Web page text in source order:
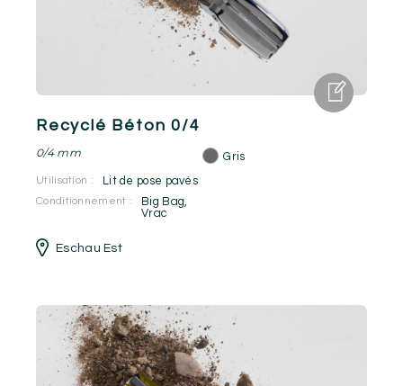
Recyclé Béton 0/4
0/4 mm Gris
Utilisation : Lit de pose pavés
Conditionnement : Big Bag
Vrac
Eschau Est